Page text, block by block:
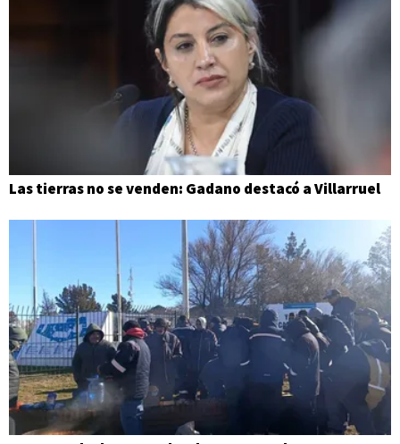
Las tierras no se venden: Gadano destacó a Villarruel